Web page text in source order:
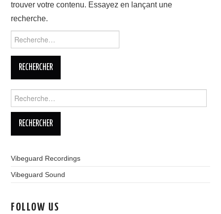
OUTTA10
CONTACT
LINKS
trouver votre contenu. Essayez en lançant une
recherche.
Vibeguard Recordings
Vibeguard Sound
FOLLOW US